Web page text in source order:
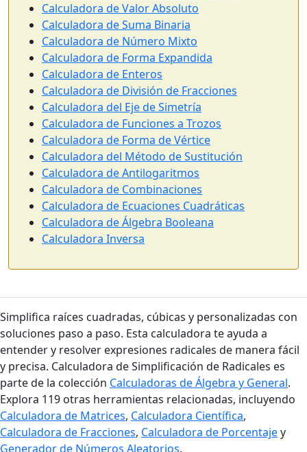
Calculadora de Valor Absoluto
Calculadora de Suma Binaria
Calculadora de Número Mixto
Calculadora de Forma Expandida
Calculadora de Enteros
Calculadora de División de Fracciones
Calculadora del Eje de Simetría
Calculadora de Funciones a Trozos
Calculadora de Forma de Vértice
Calculadora del Método de Sustitución
Calculadora de Antilogaritmos
Calculadora de Combinaciones
Calculadora de Ecuaciones Cuadráticas
Calculadora de Álgebra Booleana
Calculadora Inversa
Simplifica raíces cuadradas, cúbicas y personalizadas con
soluciones paso a paso. Esta calculadora te ayuda a
entender y resolver expresiones radicales de manera fácil
y precisa. Calculadora de Simplificación de Radicales es
parte de la colección Calculadoras de Álgebra y General.
Explora 119 otras herramientas relacionadas, incluyendo
Calculadora de Matrices, Calculadora Científica,
Calculadora de Fracciones, Calculadora de Porcentajey
Generador de Números Aleatorios.